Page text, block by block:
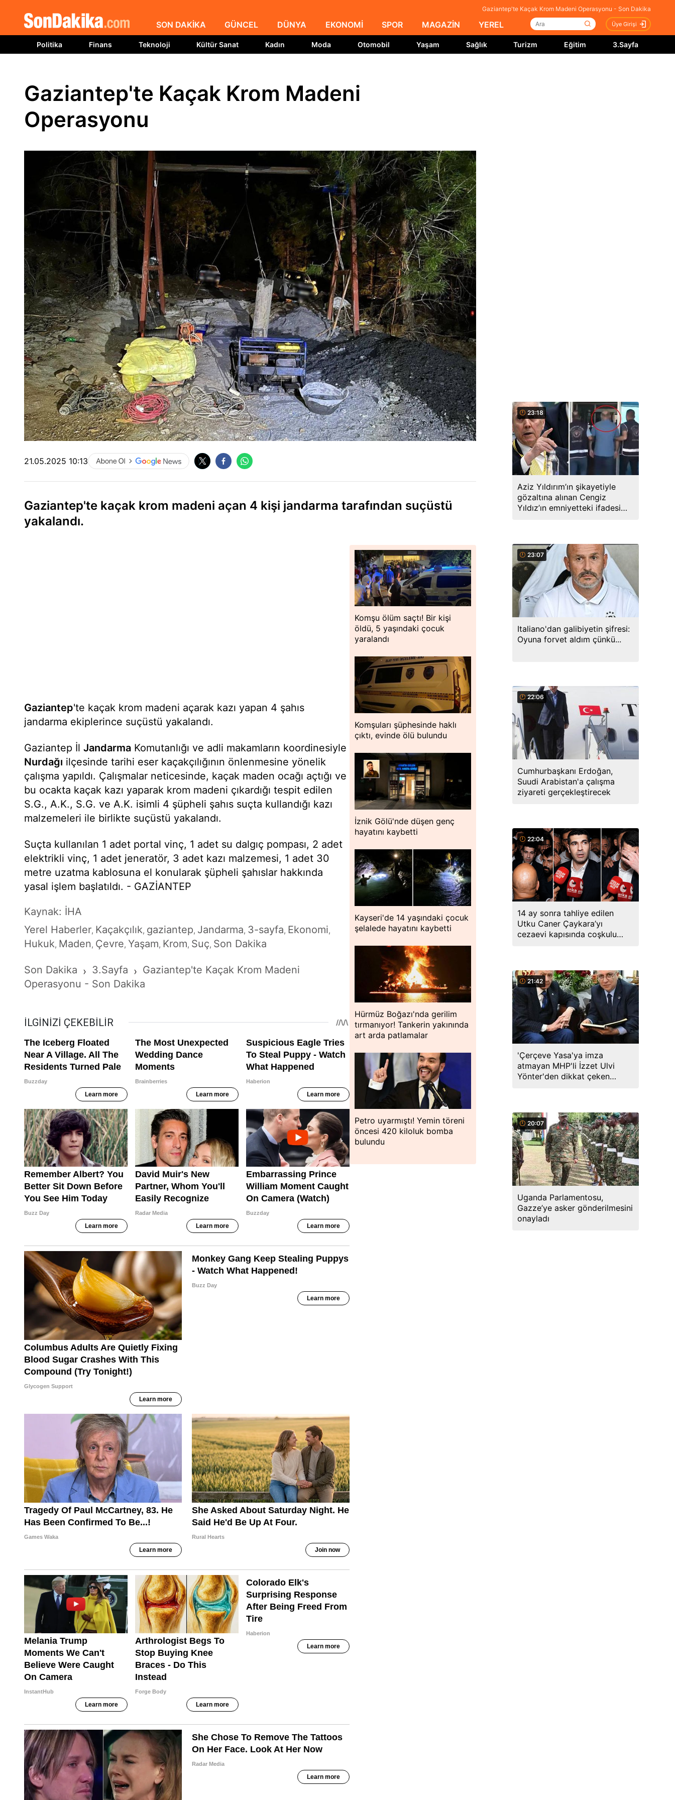
Gaziantep'te Kaçak Krom Madeni Operasyonu - Son Dakika
SON DAKİKA GÜNCEL DÜNYA EKONOMİ SPOR MAGAZİN YEREL Üye Girişi
Politika Finans Teknoloji Kültür Sanat Kadın Moda Otomobil Yaşam Sağlık Turizm Eğitim 3.Sayfa
Gaziantep'te Kaçak Krom Madeni
Operasyonu
21.05.2025 10:13
Gaziantep'te kaçak krom madeni açan 4 kişi jandarma tarafından suçüstü
yakalandı.
Gaziantep'te kaçak krom madeni açarak kazı yapan 4 şahıs
jandarma ekiplerince suçüstü yakalandı.
Gaziantep İl Jandarma Komutanlığı ve adli makamların koordinesiyle
Nurdağı ilçesinde tarihi eser kaçakçılığının önlenmesine yönelik
çalışma yapıldı. Çalışmalar neticesinde, kaçak maden ocağı açtığı ve
bu ocakta kaçak kazı yaparak krom madeni çıkardığı tespit edilen
S.G., A.K., S.G. ve A.K. isimli 4 şüpheli şahıs suçta kullandığı kazı
malzemeleri ile birlikte suçüstü yakalandı.
Suçta kullanılan 1 adet portal vinç, 1 adet su dalgıç pompası, 2 adet
elektrikli vinç, 1 adet jeneratör, 3 adet kazı malzemesi, 1 adet 30
metre uzatma kablosuna el konularak şüpheli şahıslar hakkında
yasal işlem başlatıldı. - GAZİANTEP
Kaynak: İHA
Yerel Haberler, Kaçakçılık, gaziantep, Jandarma, 3-sayfa, Ekonomi,
Hukuk, Maden, Çevre, Yaşam, Krom, Suç, Son Dakika
Son Dakika › 3.Sayfa › Gaziantep'te Kaçak Krom Madeni
Operasyonu - Son Dakika
Komşu ölüm saçtı! Bir kişi
öldü, 5 yaşındaki çocuk
yaralandı
Komşuları şüphesinde haklı
çıktı, evinde ölü bulundu
İznik Gölü'nde düşen genç
hayatını kaybetti
Kayseri'de 14 yaşındaki çocuk
şelalede hayatını kaybetti
Hürmüz Boğazı'nda gerilim
tırmanıyor! Tankerin yakınında
art arda patlamalar
Petro uyarmıştı! Yemin töreni
öncesi 420 kiloluk bomba
bulundu
23:18
Aziz Yıldırım’ın şikayetiyle
gözaltına alınan Cengiz
Yıldız’ın emniyetteki ifadesi
23:07
Italiano'dan galibiyetin şifresi:
Oyuna forvet aldım çünkü...
22:06
Cumhurbaşkanı Erdoğan,
Suudi Arabistan'a çalışma
ziyareti gerçekleştirecek
22:04
14 ay sonra tahliye edilen
Utku Caner Çaykara’yı
cezaevi kapısında coşkulu
21:42
'Çerçeve Yasa'ya imza
atmayan MHP'li İzzet Ulvi
Yönter'den dikkat çeken
20:07
Uganda Parlamentosu,
Gazze’ye asker gönderilmesini
onayladı